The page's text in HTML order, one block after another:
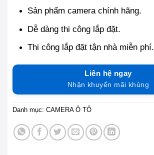
Sản phẩm camera chính hãng.
Dễ dàng thi công lắp đặt.
Thi công lắp đặt tận nhà miễn phí.
Liên hệ ngay
Nhận khuyến mãi khủng
Danh mục: CAMERA Ô TÔ